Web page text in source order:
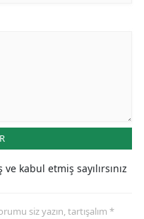
kabul etmiş sayılırsınız
siz yazın, tartışalım *